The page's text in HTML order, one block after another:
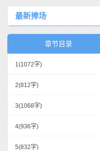
最新捧场
章节目录
1(1072字)
2(812字)
3(1068字)
4(936字)
5(832字)